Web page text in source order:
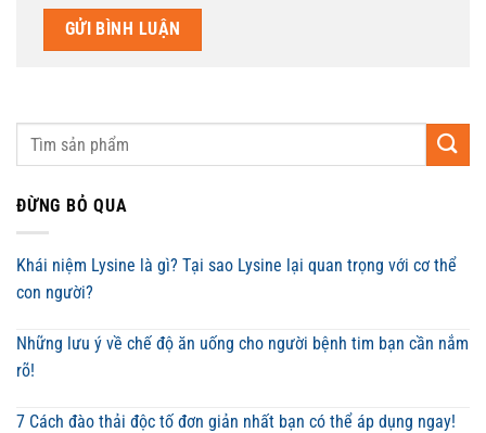
ĐỪNG BỎ QUA
Khái niệm Lysine là gì? Tại sao Lysine lại quan trọng với cơ thể
con người?
Những lưu ý về chế độ ăn uống cho người bệnh tim bạn cần nắm
rõ!
7 Cách đào thải độc tố đơn giản nhất bạn có thể áp dụng ngay!